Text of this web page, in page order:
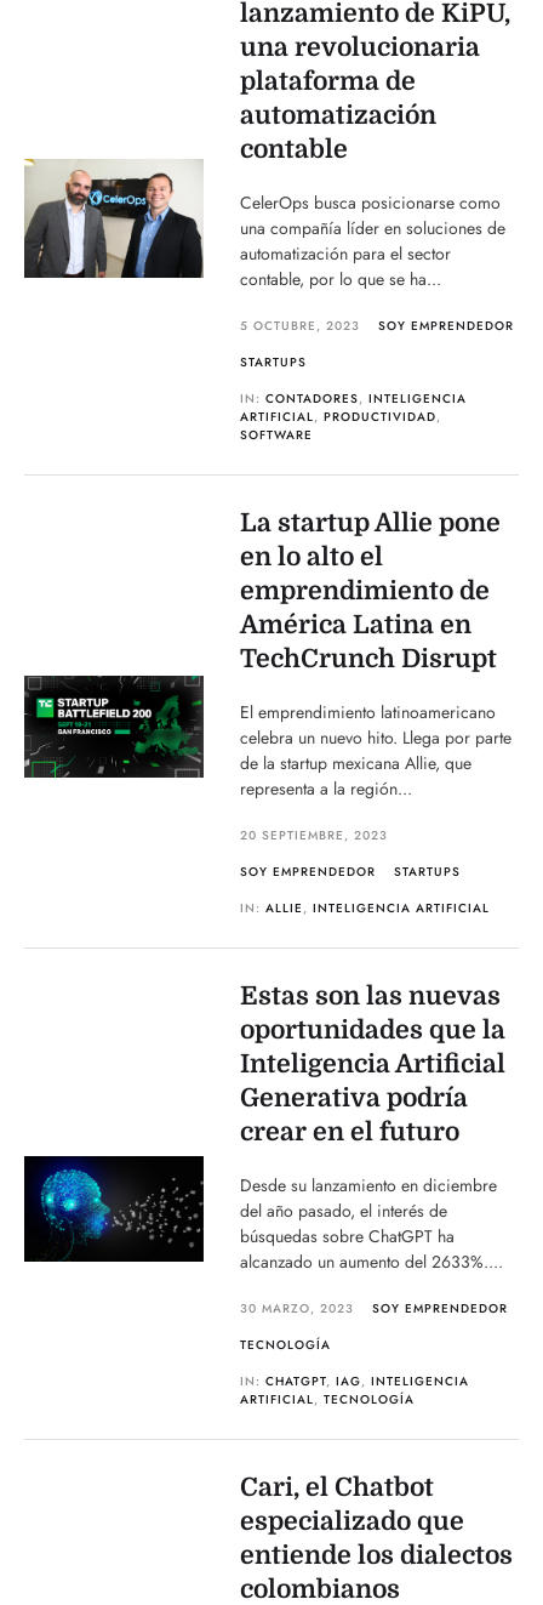
lanzamiento de KiPU,
una revolucionaria
plataforma de
automatización
contable
CelerOps busca posicionarse como
una compañía líder en soluciones de
automatización para el sector
contable, por lo que se ha...
5 OCTUBRE, 2023
SOY EMPRENDEDOR
STARTUPS
IN:CONTADORES,INTELIGENCIA
ARTIFICIAL,PRODUCTIVIDAD,
SOFTWARE
La startup Allie pone
en lo alto el
emprendimiento de
América Latina en
TechCrunch Disrupt
El emprendimiento latinoamericano
celebra un nuevo hito. Llega por parte
de la startup mexicana Allie, que
representa a la región...
20 SEPTIEMBRE, 2023
SOY EMPRENDEDOR
STARTUPS
IN:ALLIE ,INTELIGENCIA ARTIFICIAL
Estas son las nuevas
oportunidades que la
Inteligencia Artificial
Generativa podría
crear en el futuro
Desde su lanzamiento en diciembre
del año pasado, el interés de
búsquedas sobre ChatGPT ha
alcanzado un aumento del 2633%....
30 MARZO, 2023
SOY EMPRENDEDOR
TECNOLOGÍA
IN:CHATGPT,IAG,INTELIGENCIA
ARTIFICIAL,TECNOLOGÍA
Cari, el Chatbot
especializado que
entiende los dialectos
colombianos